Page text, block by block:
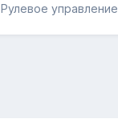
Рулевое